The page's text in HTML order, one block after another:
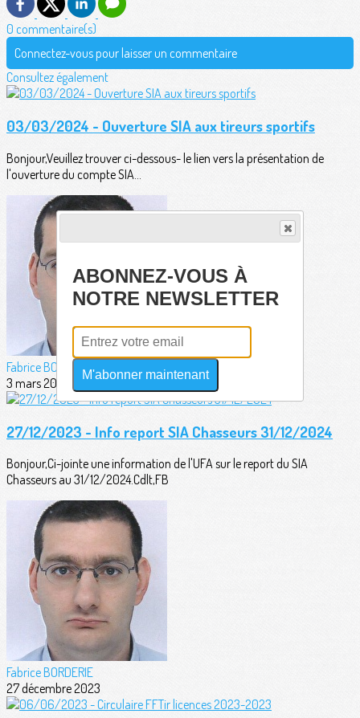
0 commentaire(s)
Connectez-vous pour laisser un commentaire
Consultez également
03/03/2024 - Ouverture SIA aux tireurs sportifs
Bonjour,Veuillez trouver ci-dessous- le lien vers la présentation de
l'ouverture du compte SIA...
Fabrice BORDERIE
3 mars 2024
27/12/2023 - Info report SIA Chasseurs 31/12/2024
Bonjour,Ci-jointe une information de l'UFA sur le report du SIA
Chasseurs au 31/12/2024.Cdlt,FB
Fabrice BORDERIE
27 décembre 2023
ABONNEZ-VOUS À
NOTRE NEWSLETTER
M'abonner maintenant